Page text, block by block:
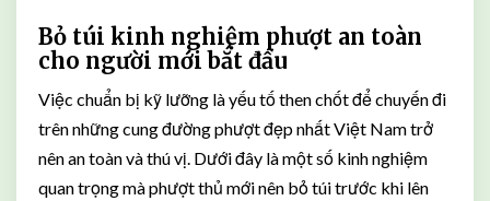
Bỏ túi kinh nghiệm phượt an toàn
cho người mới bắt đầu
Việc chuẩn bị kỹ lưỡng là yếu tố then chốt để chuyến đi
trên những cung đường phượt đẹp nhất Việt Nam trở
nên an toàn và thú vị. Dưới đây là một số kinh nghiệm
quan trọng mà phượt thủ mới nên bỏ túi trước khi lên